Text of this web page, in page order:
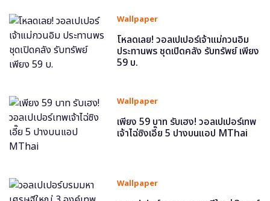
Wallpaper
โหลดเลย! วอลเปเปอร์เจ้าแม่กวนอิม
ประทานพร ชุดเปิดคลัง รับทรัพย์ เพียง
59 บ.
Wallpaper
เพียง 59 บาท รับเฮง! วอลเปเปอร์เทพ
เจ้าไฉ่ซิงเอี๊ย 5 ปางบนแอป MThai
Wallpaper